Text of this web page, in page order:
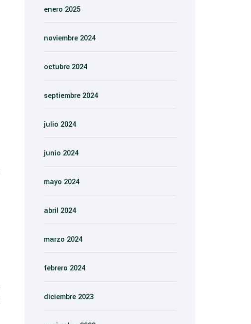
enero 2025
noviembre 2024
octubre 2024
septiembre 2024
julio 2024
junio 2024
mayo 2024
abril 2024
marzo 2024
febrero 2024
diciembre 2023